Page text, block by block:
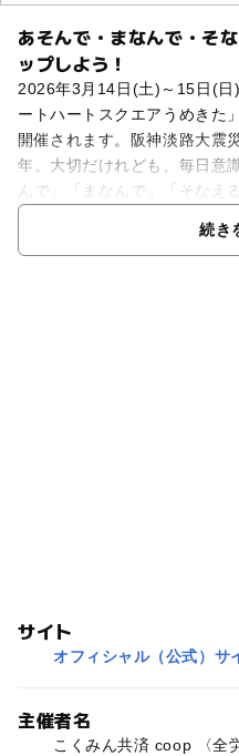
あそんで・まなんで・そ
ップしよう！
2026年3月14日(土)～15日(
ートハートスクエアうめきた
開催されます。阪神淡路大震
年。大切だけれども、毎日意
んで」「まなんで」「そなえ
続き
サイト
オフィシャル（公式）サ
主催者名
こくみん共済 coop 〈全